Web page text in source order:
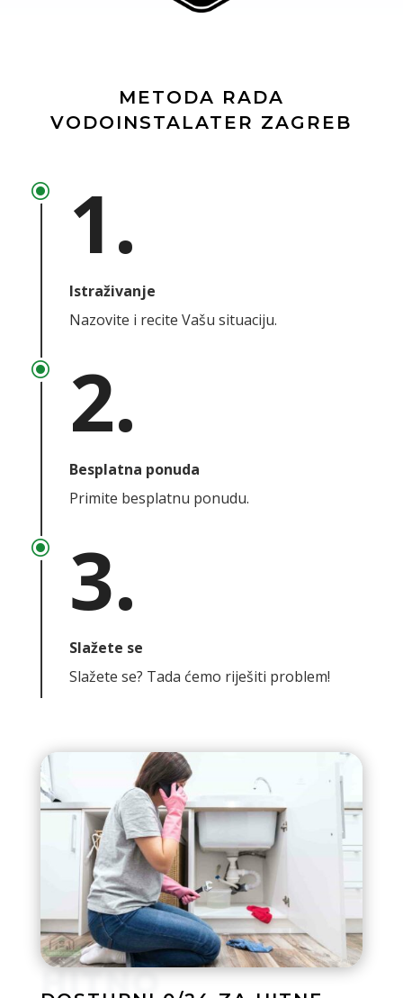
METODA RADA
VODOINSTALATER ZAGREB
\ 1.
Istraživanje
Nazovite i recite Vašu situaciju.
\ 2.
Besplatna ponuda
Primite besplatnu ponudu.
\ 3.
Slažete se
Slažete se? Tada ćemo riješiti problem!
HITNO